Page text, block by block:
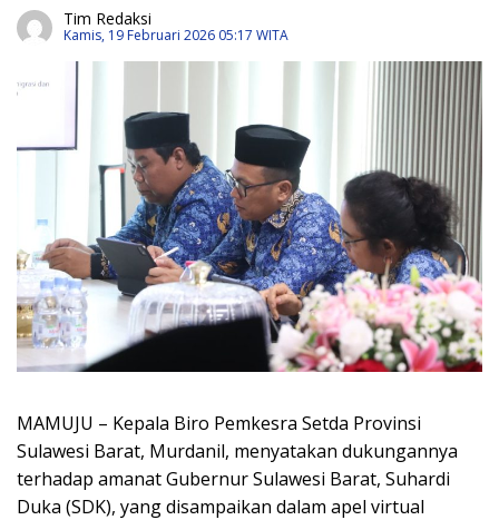
Tim Redaksi
Kamis, 19 Februari 2026 05:17 WITA
MAMUJU – Kepala Biro Pemkesra Setda Provinsi
Sulawesi Barat, Murdanil, menyatakan dukungannya
terhadap amanat Gubernur Sulawesi Barat, Suhardi
Duka (SDK), yang disampaikan dalam apel virtual